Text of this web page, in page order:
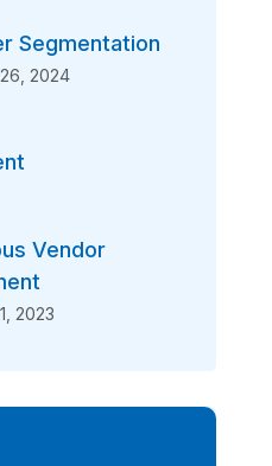
Segmentation
2024
Vendor
2023